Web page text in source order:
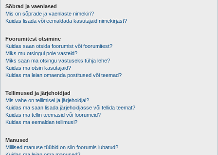
Sõbrad ja vaenlased
Mis on sõprade ja vaenlaste nimekiri?
Kuidas lisada või eemaldada kasutajaid nimekirjast?
Foorumitest otsimine
Kuidas saan otsida foorumist või foorumitest?
Miks mu otsingul pole vasteid?
Miks saan ma otsingu vastuseks tühja lehe?
Kuidas ma otsin kasutajaid?
Kuidas ma leian omaenda postitused või teemad?
Tellimused ja järjehoidjad
Mis vahe on tellimisel ja järjehoidjal?
Kuidas ma saan lisada järjehoidjasse või tellida teemat?
Kuidas ma tellin teemasid või foorumeid?
Kuidas ma eemaldan tellimusi?
Manused
Millised manuse tüübid on siin foorumis lubatud?